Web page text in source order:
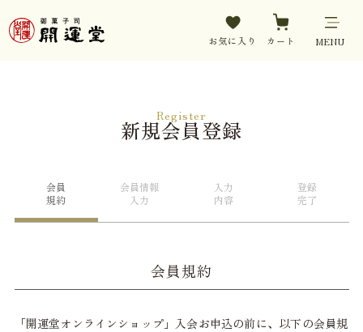
お気に入り カート MENU
Register
新規会員登録
会員
規約
会員情報
入力
入力
内容
登録
完了
会員規約
「開運堂オンラインショップ」入会お申込の前に、以下の会員規